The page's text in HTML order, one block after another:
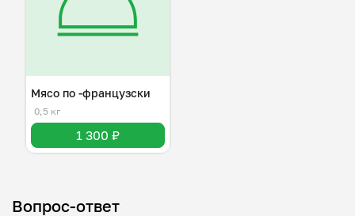
Мясо по -французски
0,5 кг
1 300 ₽
Вопрос-ответ